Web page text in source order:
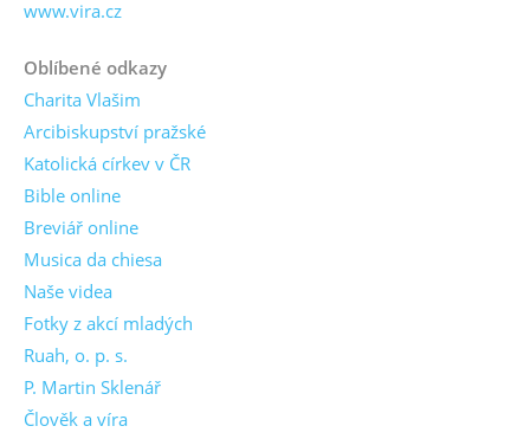
www.vira.cz
Oblíbené odkazy
Charita Vlašim
Arcibiskupství pražské
Katolická církev v ČR
Bible online
Breviář online
Musica da chiesa
Naše videa
Fotky z akcí mladých
Ruah, o. p. s.
P. Martin Sklenář
Člověk a víra